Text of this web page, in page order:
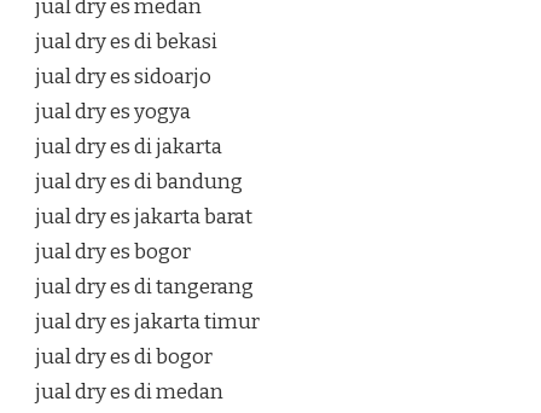
jual dry es medan
jual dry es di bekasi
jual dry es sidoarjo
jual dry es yogya
jual dry es di jakarta
jual dry es di bandung
jual dry es jakarta barat
jual dry es bogor
jual dry es di tangerang
jual dry es jakarta timur
jual dry es di bogor
jual dry es di medan